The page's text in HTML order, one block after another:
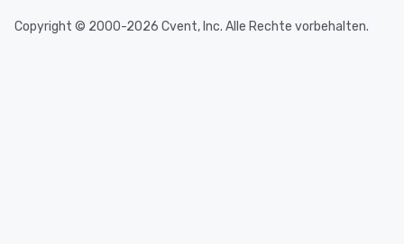
Copyright © 2000-2026 Cvent, Inc. Alle Rechte vorbehalten.